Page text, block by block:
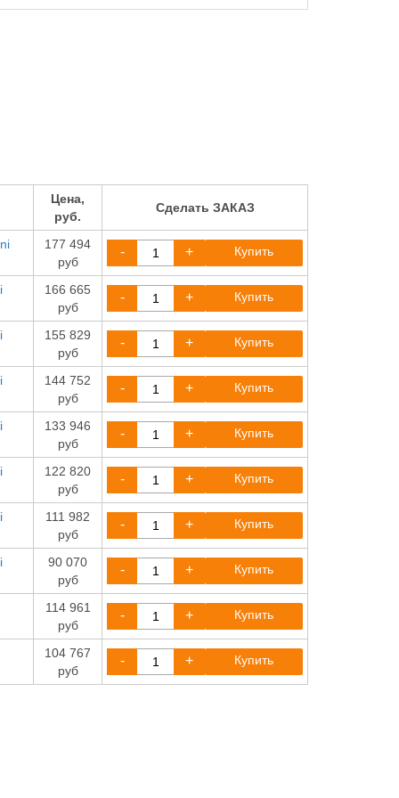
Цена,
руб.
Сделать ЗАКАЗ
177 494
руб
- + Купить
166 665
руб
- + Купить
155 829
руб
- + Купить
144 752
руб
- + Купить
133 946
руб
- + Купить
122 820
руб
- + Купить
111 982
руб
- + Купить
90 070
руб
- + Купить
114 961
руб
- + Купить
104 767
руб
- + Купить